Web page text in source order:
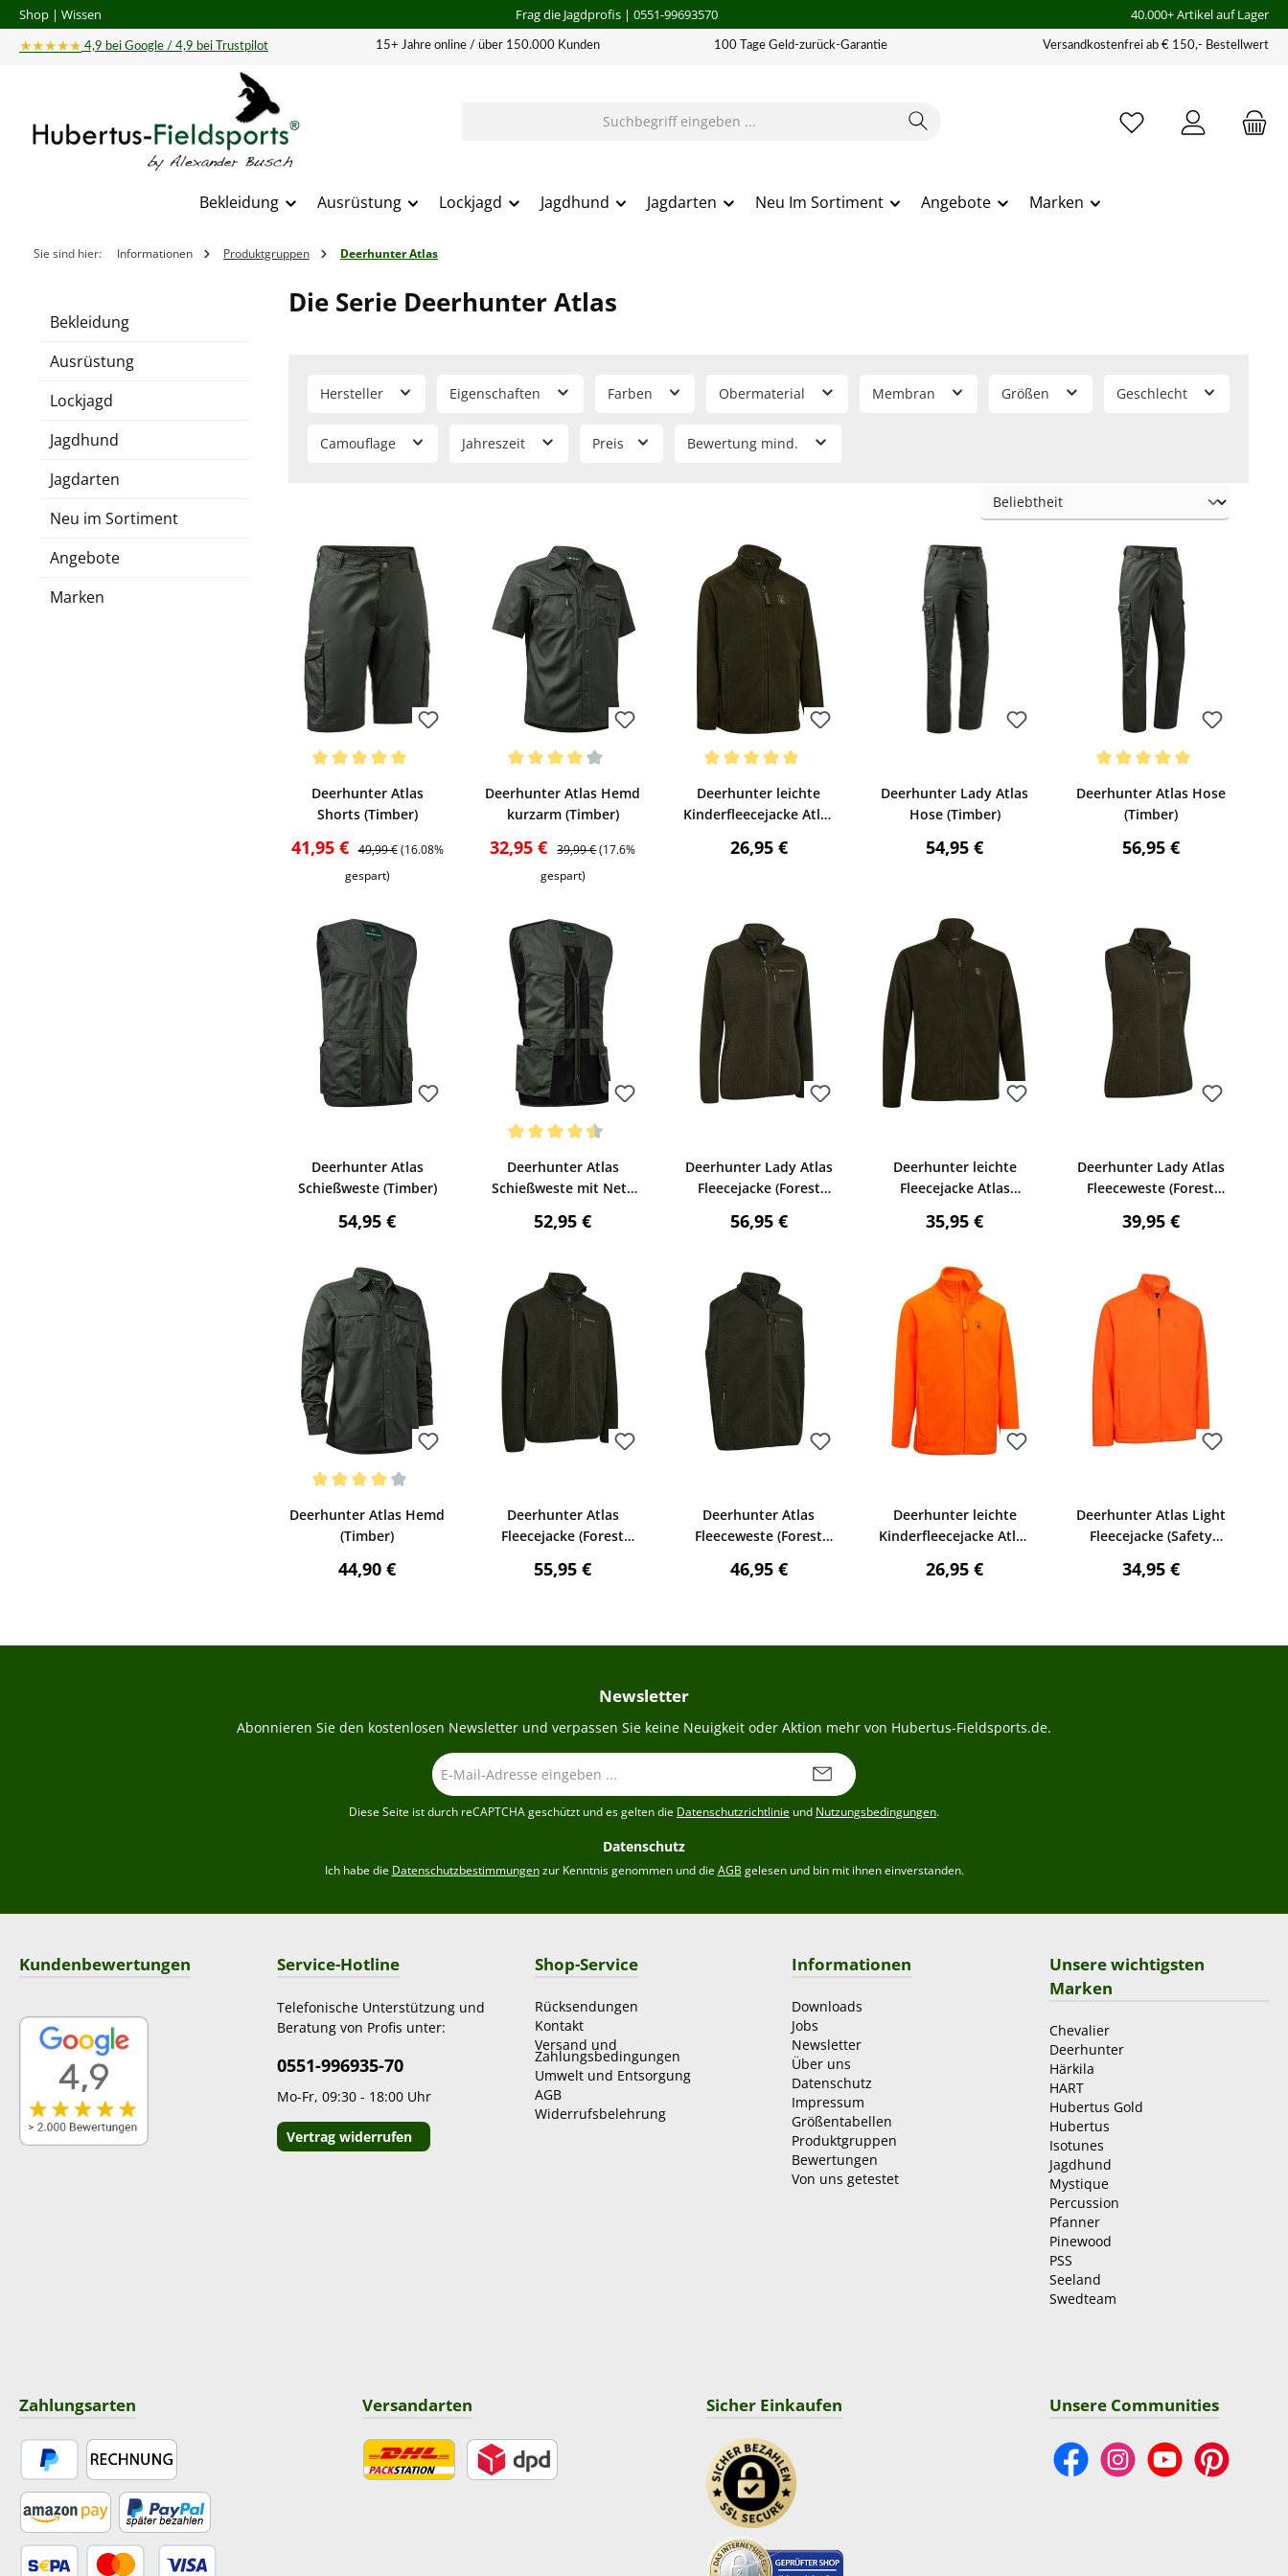
Hauptinhalt springen
Zur Suche springen
Zur Hauptnavigation springen
Shop | Wissen Frag die Jagdprofis| 0551-99693570 40.000+ Artikel auf Lager
★★★★★ 4,9 bei Google / 4,9 bei Trustpilot 15+ Jahre online / über 150.000 Kunden 100 Tage Geld-zurück-Garantie Versandkostenfrei ab € 150,- Bestellwert
Bekleidung Ausrüstung Lockjagd Jagdhund Jagdarten Neu Im Sortiment Angebote Marken
Sie sind hier: Informationen Produktgruppen Deerhunter Atlas
Bekleidung
Ausrüstung
Lockjagd
Jagdhund
Jagdarten
Neu im Sortiment
Angebote
Marken
Die Serie Deerhunter Atlas
Hersteller Eigenschaften Farben Obermaterial Membran Größen Geschlecht
Camouflage Jahreszeit Preis Bewertung mind.
Bewerten
Deerhunter Atlas
Shorts (Timber)
Verkaufspreis:
41,95 € Regulärer Preis:
49,99 € (16.08%
gespart)
Bewerten
Deerhunter Atlas Hemd
kurzarm (Timber)
Verkaufspreis:
32,95 € Regulärer Preis:
39,99 €(17.6%
gespart)
Bewerten
Deerhunter leichte
Kinderfleecejacke Atlas
Regulärer Preis:
26,95 €
Deerhunter Lady Atlas
Hose (Timber)
Regulärer Preis:
54,95 €
Bewerten
Deerhunter Atlas Hose
(Timber)
Regulärer Preis:
56,95 €
Deerhunter Atlas
Schießweste (Timber)
Regulärer Preis:
54,95 €
Bewerten
Deerhunter Atlas
Schießweste mit Netz
Regulärer Preis:
52,95 €
Deerhunter Lady Atlas
Fleecejacke (Forest
Regulärer Preis:
56,95 €
Deerhunter leichte
Fleecejacke Atlas
Regulärer Preis:
35,95 €
Deerhunter Lady Atlas
Fleeceweste (Forest
Regulärer Preis:
39,95 €
Bewerten
Deerhunter Atlas Hemd
(Timber)
Regulärer Preis:
44,90 €
Deerhunter Atlas
Fleecejacke (Forest
Regulärer Preis:
55,95 €
Deerhunter Atlas
Fleeceweste (Forest
Regulärer Preis:
46,95 €
Deerhunter leichte
Kinderfleecejacke Atlas
Regulärer Preis:
26,95 €
Deerhunter Atlas Light
Fleecejacke (Safety
Regulärer Preis:
34,95 €
Newsletter
Abonnieren Sie den kostenlosen Newsletter und verpassen Sie keine Neuigkeit oder Aktion mehr von Hubertus-Fieldsports.de.
E-
Mail-
Adresse
Diese Seite ist durch reCAPTCHA geschützt und es gelten die Datenschutzrichtlinie und Nutzungsbedingungen.
Datenschutz
Ich habe die Datenschutzbestimmungenzur Kenntnis genommen und dieAGB gelesen und bin mit ihnen einverstanden.
Service-Hotline
Telefonische Unterstützung und
Beratung von Profis unter:
0551-996935-70
Mo-Fr, 09:30 - 18:00 Uhr
Vertrag widerrufen
Shop-Service
Rücksendungen
Kontakt
Versand und
Zahlungsbedingungen
Umwelt und Entsorgung
AGB
Widerrufsbelehrung
Informationen
Downloads
Jobs
Newsletter
Über uns
Datenschutz
Impressum
Größentabellen
Produktgruppen
Bewertungen
Von uns getestet
Unsere wichtigsten
Marken
Chevalier
Deerhunter
Härkila
HART
Hubertus Gold
Hubertus
Isotunes
Jagdhund
Mystique
Percussion
Pfanner
Pinewood
PSS
Seeland
Swedteam
Sicher Einkaufen
Kundenbewertungen
Unsere Communities
FacebookInstagramYouTubePinterest
Zahlungsarten
PayPal Rechnung
Amazon Pay Später Bezahlen
Versandarten